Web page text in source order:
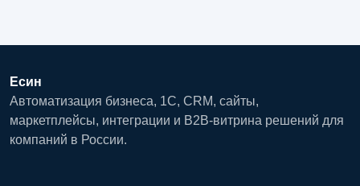
Есин
Автоматизация бизнеса, 1С, CRM, сайты,
маркетплейсы, интеграции и B2B-витрина решений для
компаний в России.